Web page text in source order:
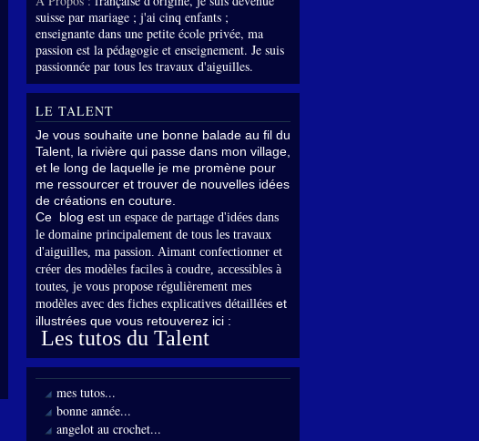
suisse par mariage ; j'ai cinq enfants ;
enseignante dans une petite école privée, ma
passion est la pédagogie et enseignement. Je suis
passionnée par tous les travaux d'aiguilles.
LE TALENT
Je vous souhaite une bonne balade au fil du
Talent, la rivière qui passe dans mon village,
et le long de laquelle je me promène pour
me ressourcer et trouver de nouvelles idées
de créations en couture.
Ce blog est un espace de partage d'idées dans
le domaine principalement de tous les travaux
d'aiguilles, ma passion. Aimant confectionner et
créer des modèles faciles à coudre, accessibles à
toutes, je vous propose régulièrement mes
modèles avec des fiches explicatives détaillées et
illustrées que vous retouverez ici :
Les tutos du Talent
mes tutos...
bonne année...
angelot au crochet...